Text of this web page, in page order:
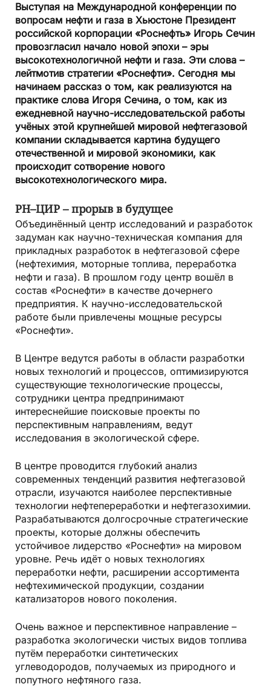
Выступая на Международной конференции по
вопросам нефти и газа в Хьюстоне Президент
российской корпорации «Роснефть» Игорь Сечин
провозгласил начало новой эпохи – эры
высокотехнологичной нефти и газа. Эти слова –
лейтмотив стратегии «Роснефти». Сегодня мы
начинаем рассказ о том, как реализуются на
практике слова Игоря Сечина, о том, как из
ежедневной научно-исследовательской работы
учёных этой крупнейшей мировой нефтегазовой
компании складывается картина будущего
отечественной и мировой экономики, как
происходит сотворение нового
высокотехнологического мира.
РН–ЦИР – прорыв в будущее
Объединённый центр исследований и разработок
задуман как научно-техническая компания для
прикладных разработок в нефтегазовой сфере
(нефтехимия, моторные топлива, переработка
нефти и газа). В прошлом году центр вошёл в
состав «Роснефти» в качестве дочернего
предприятия. К научно-исследовательской
работе были привлечены мощные ресурсы
«Роснефти».
В Центре ведутся работы в области разработки
новых технологий и процессов, оптимизируются
существующие технологические процессы,
сотрудники центра предпринимают
интереснейшие поисковые проекты по
перспективным направлениям, ведут
исследования в экологической сфере.
В центре проводится глубокий анализ
современных тенденций развития неф­тегазовой
отрасли, изучаются наиболее перспективные
технологии неф­тепереработки и нефтегазохимии.
Разрабатываются долгосрочные стратегические
проекты, которые должны обеспечить
устойчивое лидерство «Роснефти» на мировом
уровне. Речь идёт о новых технологиях
переработки нефти, расширении ассортимента
нефтехимической продукции, создании
катализаторов нового поколения.
Очень важное и перспективное направление –
разработка экологически чистых видов топлива
путём переработки синтетических
углеводородов, получаемых из природного и
попутного нефтяного газа.